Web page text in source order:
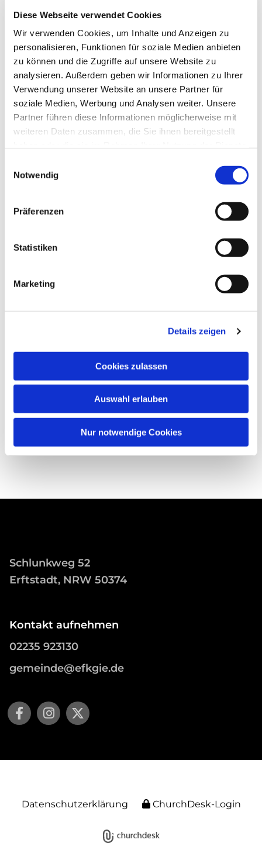
Diese Webseite verwendet Cookies
Wir verwenden Cookies, um Inhalte und Anzeigen zu
personalisieren, Funktionen für soziale Medien anbieten
zu können und die Zugriffe auf unsere Website zu
analysieren. Außerdem geben wir Informationen zu Ihrer
Verwendung unserer Website an unsere Partner für
soziale Medien, Werbung und Analysen weiter. Unsere
Partner führen diese Informationen möglicherweise mit
weiteren Daten zusammen, die Sie ihnen bereitgestellt
Notwendig
Präferenzen
Statistiken
Marketing
Details zeigen
Cookies zulassen
Auswahl erlauben
Nur notwendige Cookies
Schlunkweg 52
Erftstadt, NRW 50374
Kontakt aufnehmen
02235 923130
gemeinde@efkgie.de
Datenschutzerklärung ChurchDesk-Login